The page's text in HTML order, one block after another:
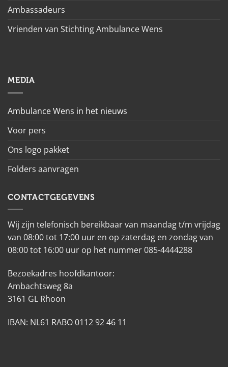
Ambassadeurs
Vrienden van Stichting Ambulance Wens
MEDIA
Ambulance Wens in het nieuws
Voor pers
Ons logo pakket
Folders aanvragen
CONTACTGEGEVENS
Wij zijn telefonisch bereikbaar van maandag t/m vrijdag
van 08:00 tot 17:00 uur en op zaterdag en zondag van
08:00 tot 16:00 uur op het nummer 085-4444288
Bezoekadres hoofdkantoor:
Ambachtsweg 8a
3161 GL Rhoon
IBAN: NL61 RABO 0112 92 46 11